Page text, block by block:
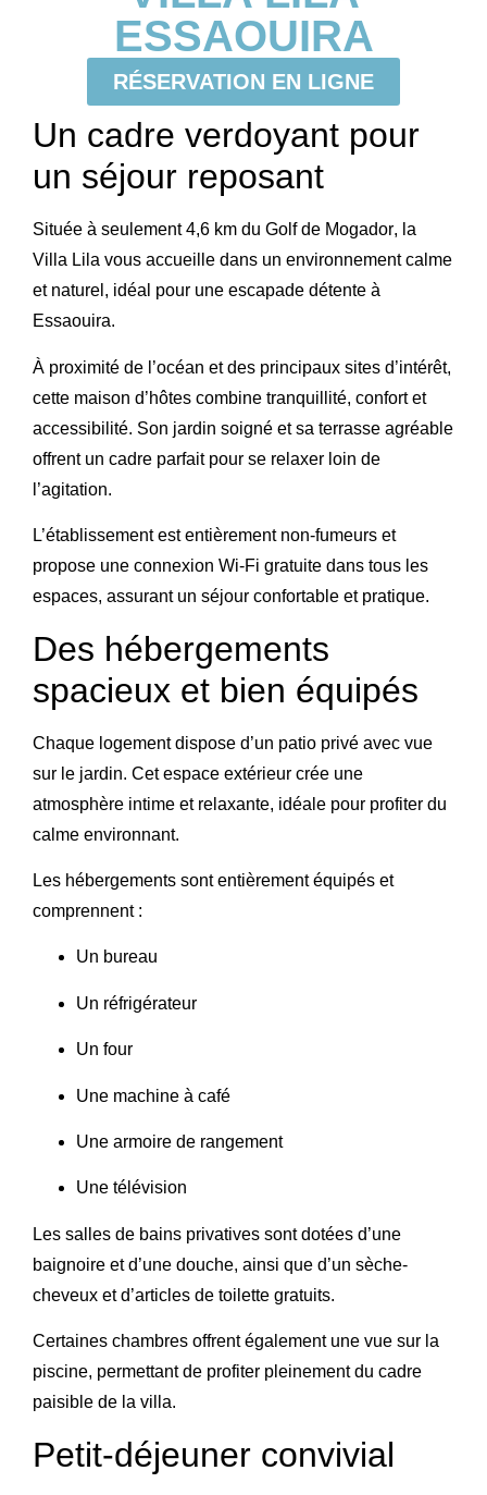
ESSAOUIRA
RÉSERVATION EN LIGNE
Un cadre verdoyant pour
un séjour reposant
Située à seulement 4,6 km du Golf de Mogador, la
Villa Lila vous accueille dans un environnement calme
et naturel, idéal pour une escapade détente à
Essaouira.
À proximité de l’océan et des principaux sites d’intérêt,
cette maison d’hôtes combine tranquillité, confort et
accessibilité. Son jardin soigné et sa terrasse agréable
offrent un cadre parfait pour se relaxer loin de
l’agitation.
L’établissement est entièrement non-fumeurs et
propose une connexion Wi-Fi gratuite dans tous les
espaces, assurant un séjour confortable et pratique.
Des hébergements
spacieux et bien équipés
Chaque logement dispose d’un patio privé avec vue
sur le jardin. Cet espace extérieur crée une
atmosphère intime et relaxante, idéale pour profiter du
calme environnant.
Les hébergements sont entièrement équipés et
comprennent :
Un bureau
Un réfrigérateur
Un four
Une machine à café
Une armoire de rangement
Une télévision
Les salles de bains privatives sont dotées d’une
baignoire et d’une douche, ainsi que d’un sèche-
cheveux et d’articles de toilette gratuits.
Certaines chambres offrent également une vue sur la
piscine, permettant de profiter pleinement du cadre
paisible de la villa.
Petit-déjeuner convivial